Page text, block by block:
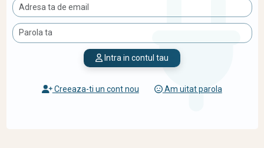
Intra in contul tau
Creeaza-ti un cont nou Am uitat parola